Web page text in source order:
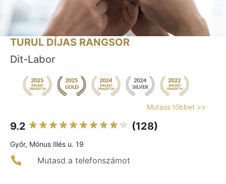
TURUL DÍJAS RANGSOR
Dit-Labor
Mutass többet >>
9.2 (128)
Győr, Mónus Illés u. 19
Mutasd a telefonszámot